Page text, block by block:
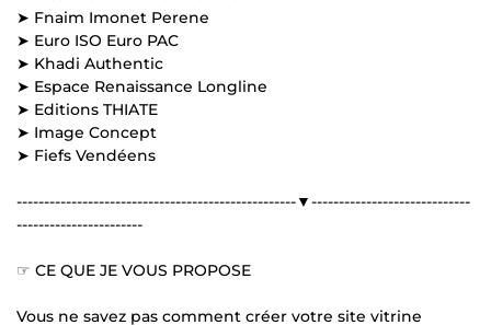
➤ Fnaim Imonet Perene
➤ Euro ISO Euro PAC
➤ Khadi Authentic
➤ Espace Renaissance Longline
➤ Editions THIATE
➤ Image Concept
➤ Fiefs Vendéens
---------------------------------------------------▼-----------------------------
-----------------------
☞ CE QUE JE VOUS PROPOSE
Vous ne savez pas comment créer votre site vitrine